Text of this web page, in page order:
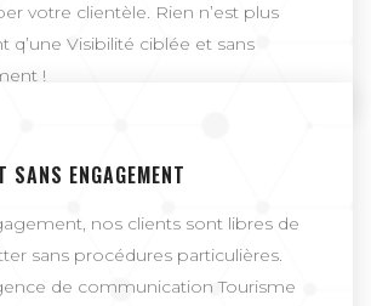
votre clientèle. Rien n’est plus
q’une Visibilité ciblée et sans
!
SANS ENGAGEMENT
nos clients sont libres de
sans procédures particulières.
de communication Tourisme